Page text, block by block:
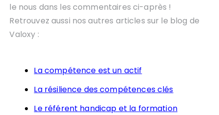
le nous dans les commentaires ci-après !
Retrouvez aussi nos autres articles sur le blog de
Valoxy :
La compétence est un actif
La résilience des compétences clés
Le référent handicap et la formation